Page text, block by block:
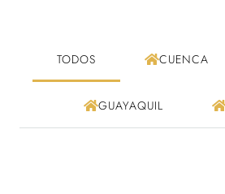
TODOS CUENCA
GUAYAQUIL